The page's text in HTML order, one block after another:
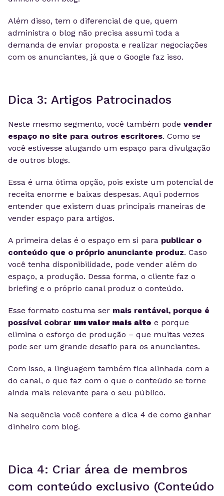
Além disso, tem o diferencial de que, quem
administra o blog não precisa assumi toda a
demanda de enviar proposta e realizar negociações
com os anunciantes, já que o Google faz isso.
Dica 3: Artigos Patrocinados
Neste mesmo segmento, você também pode vender
espaço no site para outros escritores. Como se
você estivesse alugando um espaço para divulgação
de outros blogs.
Essa é uma ótima opção, pois existe um potencial de
receita enorme e baixas despesas. Aqui podemos
entender que existem duas principais maneiras de
vender espaço para artigos.
A primeira delas é o espaço em si para publicar o
conteúdo que o próprio anunciante produz. Caso
você tenha disponibilidade, pode vender além do
espaço, a produção. Dessa forma, o cliente faz o
briefing e o próprio canal produz o conteúdo.
Esse formato costuma ser mais rentável, porque é
possível cobrar um valor mais alto e porque
elimina o esforço de produção – que muitas vezes
pode ser um grande desafio para os anunciantes.
Com isso, a linguagem também fica alinhada com a
do canal, o que faz com o que o conteúdo se torne
ainda mais relevante para o seu público.
Na sequência você confere a dica 4 de como ganhar
dinheiro com blog.
Dica 4: Criar área de membros
com conteúdo exclusivo (Conteúdo